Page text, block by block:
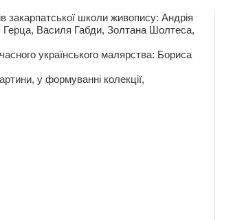
закарпатської школи живопису: Андрія
Василя Габди, Золтана Шолтеса,
українського малярства: Бориса
у формуванні колекції,